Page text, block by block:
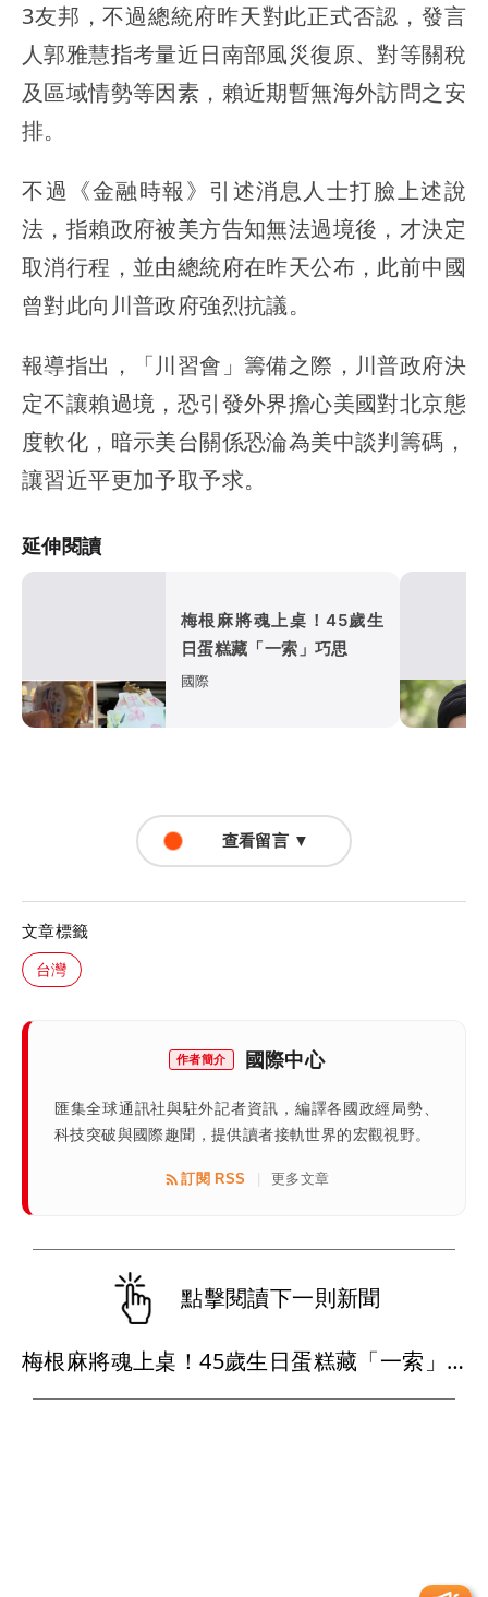
3友邦，不過總統府昨天對此正式否認，發言
人郭雅慧指考量近日南部風災復原、對等關稅
及區域情勢等因素，賴近期暫無海外訪問之安
排。
不過《金融時報》引述消息人士打臉上述說
法，指賴政府被美方告知無法過境後，才決定
取消行程，並由總統府在昨天公布，此前中國
曾對此向川普政府強烈抗議。
報導指出，「川習會」籌備之際，川普政府決
定不讓賴過境，恐引發外界擔心美國對北京態
度軟化，暗示美台關係恐淪為美中談判籌碼，
讓習近平更加予取予求。
延伸閱讀
梅根麻將魂上桌！45歲生
日蛋糕藏「一索」巧思
國際
查看留言 ▼
文章標籤
台灣
作者簡介 國際中心
匯集全球通訊社與駐外記者資訊，編譯各國政經局勢、
科技突破與國際趣聞，提供讀者接軌世界的宏觀視野。
訂閱 RSS 更多文章
點擊閱讀下一則新聞
梅根麻將魂上桌！45歲生日蛋糕藏「一索」巧思